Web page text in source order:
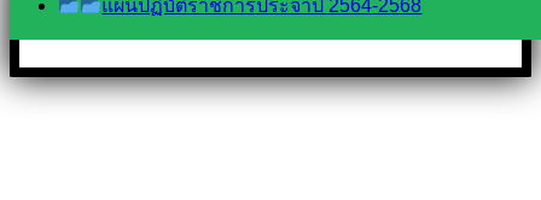
แผนปฏิบัติราชการประจำปี 2564-2568